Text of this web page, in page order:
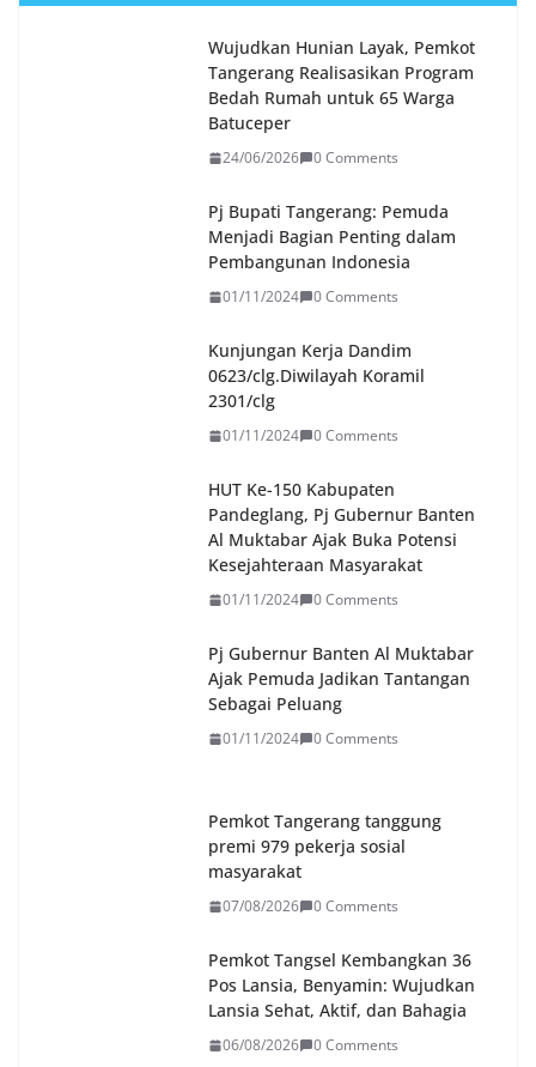
Wujudkan Hunian Layak, Pemkot
Tangerang Realisasikan Program
Bedah Rumah untuk 65 Warga
Batuceper
24/06/2026 0 Comments
Pj Bupati Tangerang: Pemuda
Menjadi Bagian Penting dalam
Pembangunan Indonesia
01/11/2024 0 Comments
Kunjungan Kerja Dandim
0623/clg.Diwilayah Koramil
2301/clg
01/11/2024 0 Comments
HUT Ke-150 Kabupaten
Pandeglang, Pj Gubernur Banten
Al Muktabar Ajak Buka Potensi
Kesejahteraan Masyarakat
01/11/2024 0 Comments
Pj Gubernur Banten Al Muktabar
Ajak Pemuda Jadikan Tantangan
Sebagai Peluang
01/11/2024 0 Comments
Pemkot Tangerang tanggung
premi 979 pekerja sosial
masyarakat
07/08/2026 0 Comments
Pemkot Tangsel Kembangkan 36
Pos Lansia, Benyamin: Wujudkan
Lansia Sehat, Aktif, dan Bahagia
06/08/2026 0 Comments